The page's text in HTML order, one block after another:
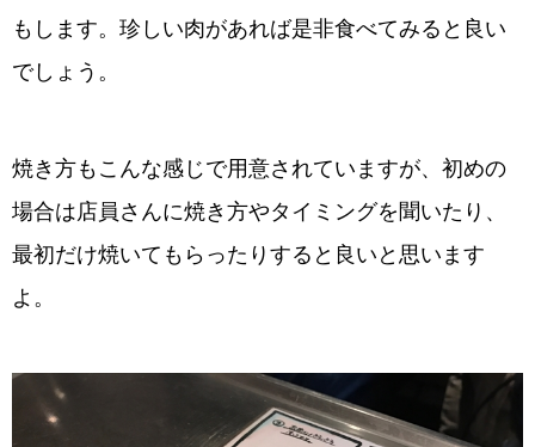
もします。珍しい肉があれば是非食べてみると良い
でしょう。
焼き方もこんな感じで用意されていますが、初めの
場合は店員さんに焼き方やタイミングを聞いたり、
最初だけ焼いてもらったりすると良いと思います
よ。